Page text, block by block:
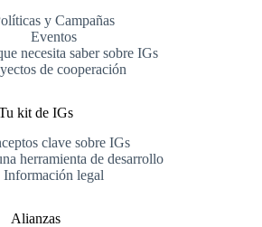
y Campañas
Eventos
necesita saber sobre IGs
de cooperación
kit de IGs
clave sobre IGs
herramienta de desarrollo
Información legal
Alianzas